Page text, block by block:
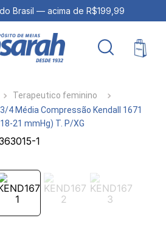
Brasil — acima de R$199,99
Terapeutico feminino
4 Média Compressão Kendall 1671
21 mmHg) T. P/XG